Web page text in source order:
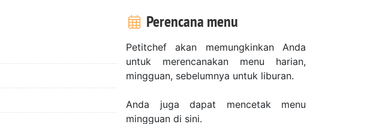
Perencana menu
Petitchef akan memungkinkan Anda
untuk merencanakan menu harian,
mingguan, sebelumnya untuk liburan.
Anda juga dapat mencetak menu
mingguan di sini.